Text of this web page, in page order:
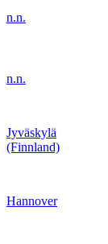
n.n.
n.n.
Jyväskylä
(Finnland)
Hannover